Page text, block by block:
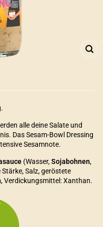
alle deine Salate und
Das Sesam-Bowl Dressing
Sesamnote.
(Wasser,Sojabohnen,
Salz, geröstete
, Verdickungsmittel: Xanthan.